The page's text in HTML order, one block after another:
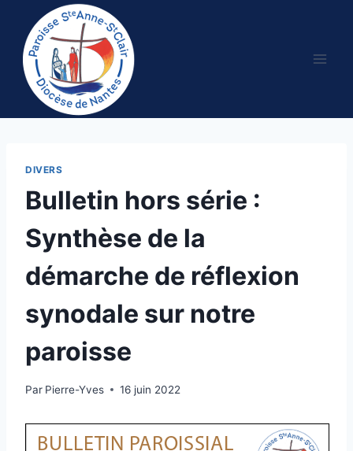
contenu
DIVERS
Bulletin hors série :
Synthèse de la
démarche de réflexion
synodale sur notre
paroisse
Par Pierre-Yves 16 juin 2022